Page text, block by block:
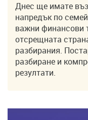
Днес ще имате
напредък по
важни финансови
отсрещната
разбирания.
разбиране и
резултати.